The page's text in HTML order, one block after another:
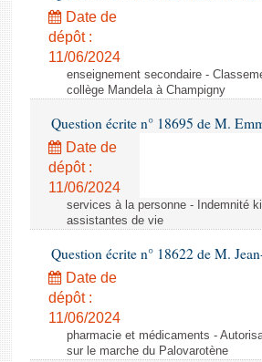
Date de
dépôt :
11/06/2024
enseignement secondaire -
collège Mandela à Champigny
Question écrite n° 18695 de M.
Date de
dépôt :
11/06/2024
services à la personne - Indemnité
assistantes de vie
Question écrite n° 18622 de M.
Date de
dépôt :
11/06/2024
pharmacie et médicaments -
sur le marche du Palovarotène